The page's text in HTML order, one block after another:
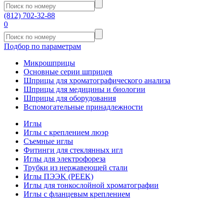
(812) 702-32-88
0
Подбор по параметрам
Микрошприцы
Основные серии шприцев
Шприцы для хроматографического анализа
Шприцы для медицины и биологии
Шприцы для оборудования
Вспомогательные принадлежности
Иглы
Иглы с креплением люэр
Съемные иглы
Фитинги для стеклянных игл
Иглы для электрофореза
Трубки из нержавеющей стали
Иглы ПЭЭK (PEEK)
Иглы для тонкослойной хроматографии
Иглы с фланцевым креплением